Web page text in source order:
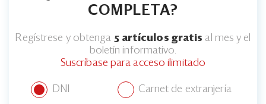
COMPLETA?
Regístrese y obtenga 5 artículos gratis al mes y el
boletín informativo.
Suscríbase para acceso ilimitado
DNI Carnet de extranjería